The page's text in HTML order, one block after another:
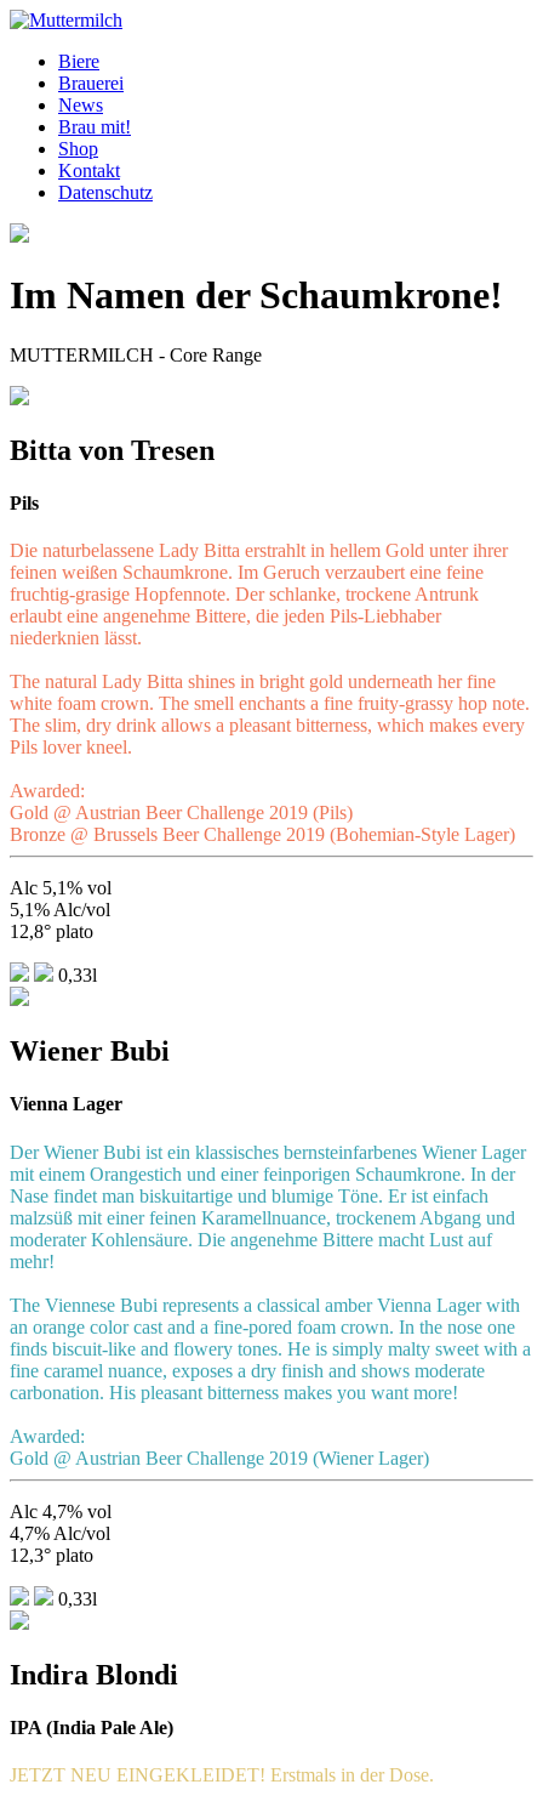
Biere
Brauerei
News
Brau mit!
Shop
Kontakt
Datenschutz
Im Namen der Schaumkrone!
MUTTERMILCH - Core Range
Bitta von Tresen
Pils
Die naturbelassene Lady Bitta erstrahlt in hellem Gold unter ihrer
feinen weißen Schaumkrone. Im Geruch verzaubert eine feine
fruchtig-grasige Hopfennote. Der schlanke, trockene Antrunk
erlaubt eine angenehme Bittere, die jeden Pils-Liebhaber
niederknien lässt.
The natural Lady Bitta shines in bright gold underneath her fine
white foam crown. The smell enchants a fine fruity-grassy hop note.
The slim, dry drink allows a pleasant bitterness, which makes every
Pils lover kneel.
Awarded:
Gold @ Austrian Beer Challenge 2019 (Pils)
Bronze @ Brussels Beer Challenge 2019 (Bohemian-Style Lager)
Alc 5,1% vol
5,1% Alc/vol
12,8° plato
0,33l
Wiener Bubi
Vienna Lager
Der Wiener Bubi ist ein klassisches bernsteinfarbenes Wiener Lager
mit einem Orangestich und einer feinporigen Schaumkrone. In der
Nase findet man biskuitartige und blumige Töne. Er ist einfach
malzsüß mit einer feinen Karamellnuance, trockenem Abgang und
moderater Kohlensäure. Die angenehme Bittere macht Lust auf
mehr!
The Viennese Bubi represents a classical amber Vienna Lager with
an orange color cast and a fine-pored foam crown. In the nose one
finds biscuit-like and flowery tones. He is simply malty sweet with a
fine caramel nuance, exposes a dry finish and shows moderate
carbonation. His pleasant bitterness makes you want more!
Awarded:
Gold @ Austrian Beer Challenge 2019 (Wiener Lager)
Alc 4,7% vol
4,7% Alc/vol
12,3° plato
0,33l
Indira Blondi
IPA (India Pale Ale)
JETZT NEU EINGEKLEIDET! Erstmals in der Dose.